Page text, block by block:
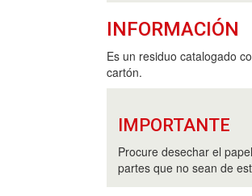
INFORMACIÓN
Es un residuo catalogado
cartón.
IMPORTANTE
Procure desechar el
partes que no sean de